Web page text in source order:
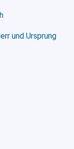
und Ursprung